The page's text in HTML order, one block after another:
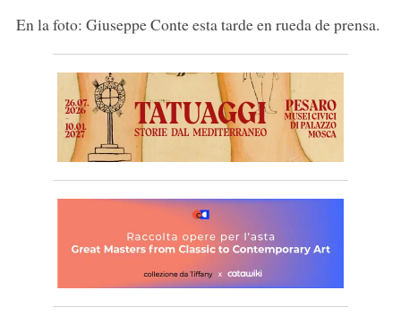
En la foto: Giuseppe Conte esta tarde en rueda de prensa.